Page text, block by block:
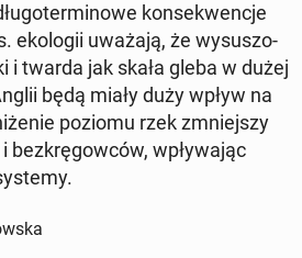
kon­se­kwen­cje
eko­lo­gii uważają, że wy­su­szo­
i twarda jak skała gleba w dużej
będą miały duży wpływ na
poziomu rzek zmniej­szy
bez­krę­gow­ców, wpły­wa­jąc